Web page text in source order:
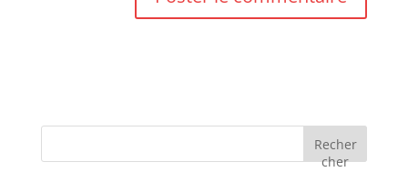
Recher
cher